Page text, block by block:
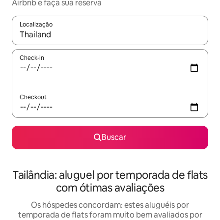
Airbnb e faça sua reserva
Localização
Quando os resultados estiverem disponíveis, explore-os
Check-in
Checkout
Buscar
Tailândia: aluguel por temporada de flats
com ótimas avaliações
Os hóspedes concordam: estes aluguéis por
temporada de flats foram muito bem avaliados por